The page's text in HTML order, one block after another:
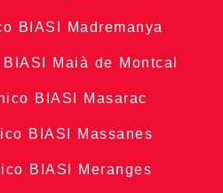
BIASI Madremanya
Maià de Montcal
BIASI Masarac
BIASI Massanes
BIASI Meranges